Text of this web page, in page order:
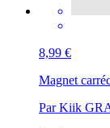
8,99 €
Magnet carré
Par Kiik